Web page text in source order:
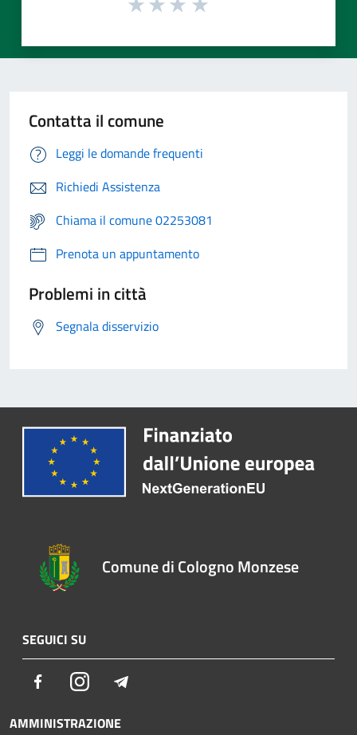
Contatta il comune
Leggi le domande frequenti
Richiedi Assistenza
Chiama il comune 02253081
Prenota un appuntamento
Problemi in città
Segnala disservizio
Comune di Cologno Monzese
SEGUICI SU
FacebookInstagram
AMMINISTRAZIONE